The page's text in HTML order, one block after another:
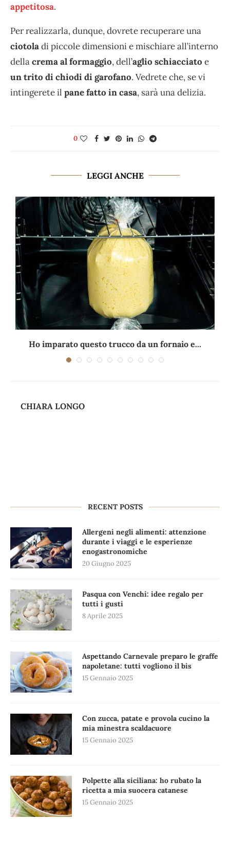
appetitosa.
Per realizzarla, dunque, dovrete recuperare una
ciotoladi piccole dimensioni e mischiare all’interno
dellacrema al formaggio, dell’aglio schiacciato e
un trito di chiodi di garofano. Vedrete che, se vi
intingerete il pane fatto in casa, sarà una delizia.
0
LEGGI ANCHE
Ho imparato questo trucco da un fornaio e...
CHIARA LONGO
RECENT POSTS
Allergeni negli alimenti: attenzione
durante i viaggi e le esperienze
enogastronomiche
20 Giugno 2025
Pasqua con Venchi: idee regalo per
tutti i gusti
8 Aprile 2025
Aspettando Carnevale preparo le graffe
napoletane: tutti vogliono il bis
15 Gennaio 2025
Con zucca, patate e provola cucino la
mia minestra scaldacuore
15 Gennaio 2025
Polpette alla siciliana: ho rubato la
ricetta a mia suocera catanese
15 Gennaio 2025